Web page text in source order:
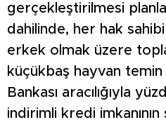
gerçekleştirilmesi
dahilinde, her hak
erkek olmak üzere
küçükbaş hayvan
Bankası aracılığıyla
indirimli kredi